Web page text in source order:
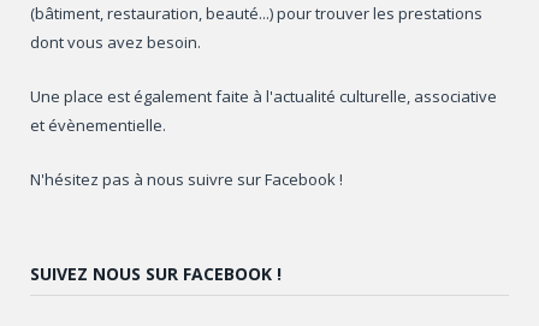
(bâtiment, restauration, beauté...) pour trouver les prestations
dont vous avez besoin.
Une place est également faite à l'actualité culturelle, associative
et évènementielle.
N'hésitez pas à nous suivre sur Facebook !
SUIVEZ NOUS SUR FACEBOOK !